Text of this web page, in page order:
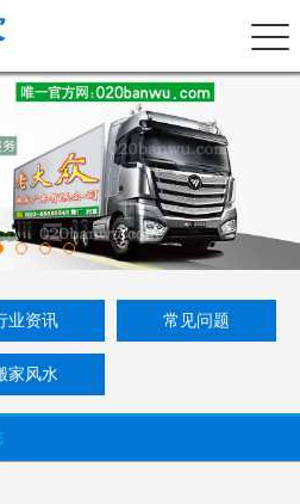
业资讯 常见问题
家风水